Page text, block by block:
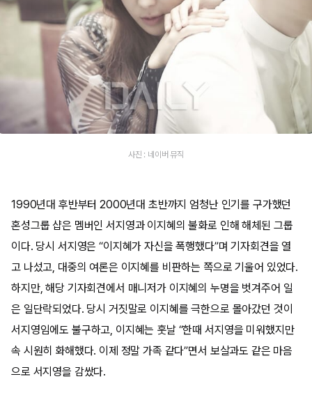
사진 : 네이버 뮤직
1990년대 후반부터 2000년대 초반까지 엄청난 인기를 구가했던
혼성그룹 샵은 멤버인 서지영과 이지혜의 불화로 인해 해체된 그룹
이다. 당시 서지영은 “이지혜가 자신을 폭행했다”며 기자회견을 열
고 나섰고, 대중의 여론은 이지혜를 비판하는 쪽으로 기울어 있었다.
하지만, 해당 기자회견에서 매니저가 이지혜의 누명을 벗겨주어 일
은 일단락되었다. 당시 거짓말로 이지혜를 극한으로 몰아갔던 것이
서지영임에도 불구하고, 이지혜는 훗날 “한때 서지영을 미워했지만
속 시원히 화해했다. 이제 정말 가족 같다”면서 보살과도 같은 마음
으로 서지영을 감쌌다.